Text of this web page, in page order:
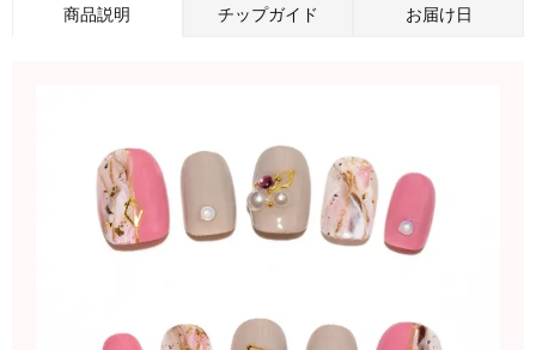
商品説明 チップガイド お届け日